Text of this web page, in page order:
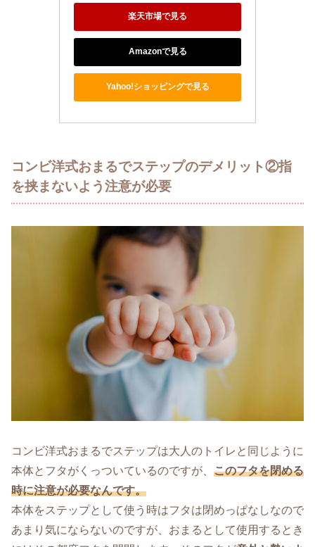
楽天市場で見る
Amazonで見る
Yahoo!ショッピングで見る
コンビ洋式おまるでステップのデメリット②指
を挟まないよう注意が必要
コンビ洋式おまるでステップは大人のトイレと同じように
本体とフタがくっついているのですが、 このフタを閉める
時に注意が必要なんです。
本体をステップとして使う時はフタは閉めっぱなしなので
あまり気にならないのですが、おまるとして使用するとき